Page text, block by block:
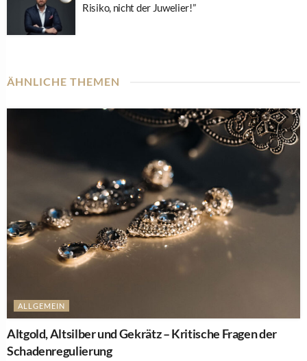
Risiko, nicht der Juwelier!”
ÄHNLICHE THEMEN
ALLGEMEIN
Altgold, Altsilber und Gekrätz – Kritische Fragen der
Schadenregulierung